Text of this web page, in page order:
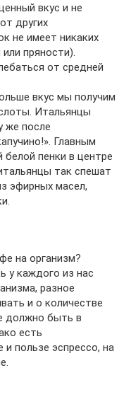
вкус и не
других
не имеет никаких
пряности).
от средней
вкус мы получим
Итальянцы
же после
Главным
пенки в центре
так спешат
эфирных масел,
на организм?
у каждого из нас
разное
и о количестве
должно быть в
есть
пользе эспрессо, на